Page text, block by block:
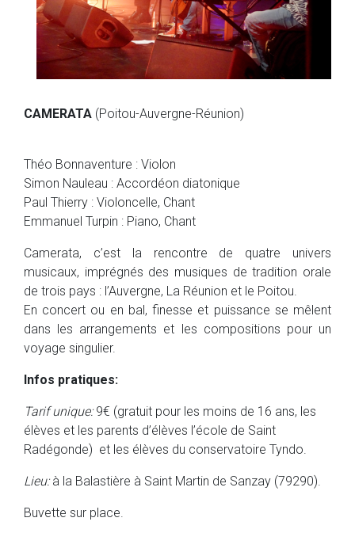
CAMERATA (Poitou-Auvergne-Réunion)
Théo Bonnaventure : Violon
Simon Nauleau : Accordéon diatonique
Paul Thierry : Violoncelle, Chant
Emmanuel Turpin : Piano, Chant
Camerata, c’est la rencontre de quatre univers
musicaux, imprégnés des musiques de tradition orale
de trois pays : l’Auvergne, La Réunion et le Poitou.
En concert ou en bal, finesse et puissance se mêlent
dans les arrangements et les compositions pour un
voyage singulier.
Infos pratiques:
Tarif unique:9€ (gratuit pour les moins de 16 ans, les
élèves et les parents d’élèves l’école de Saint
Radégonde) et les élèves du conservatoire Tyndo.
Lieu:à la Balastière à Saint Martin de Sanzay (79290).
Buvette sur place.